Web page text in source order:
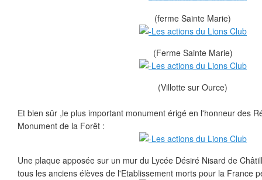
(ferme Sainte Marie)
(Ferme Sainte Marie)
(Villotte sur Ource)
Et bien sûr ,le plus important monument érigé en l'honneur des
Monument de la Forêt :
Une plaque apposée sur un mur du Lycée Désiré Nisard de
tous les anciens élèves de l'Etablissement morts pour la France